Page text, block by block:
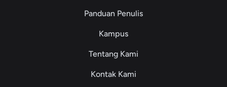
Panduan Penulis
Kampus
Tentang Kami
Kontak Kami